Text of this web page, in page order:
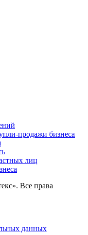
продажи бизнеса
лиц
Все права
данных